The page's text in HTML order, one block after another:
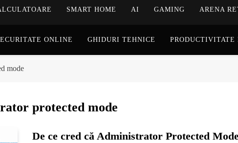
SMART HOME AI GAMING ARENA
ONLINE GHIDURI TEHNICE
mode
protected mode
De ce cred că Administrator Protected